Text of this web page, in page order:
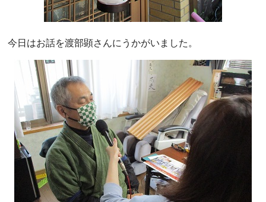
今日はお話を渡部顕さんにうかがいました。